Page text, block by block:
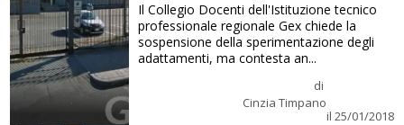
di
Cinzia Timpano
il 25/01/2018
Il Collegio Docenti dell'Istituzione tecnico
professionale regionale Gex chiede la
sospensione della sperimentazione degli
adattamenti, ma contesta an...